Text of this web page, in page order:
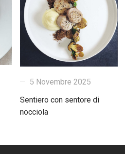
5 Novembre 2025
Sentiero con sentore di
nocciola